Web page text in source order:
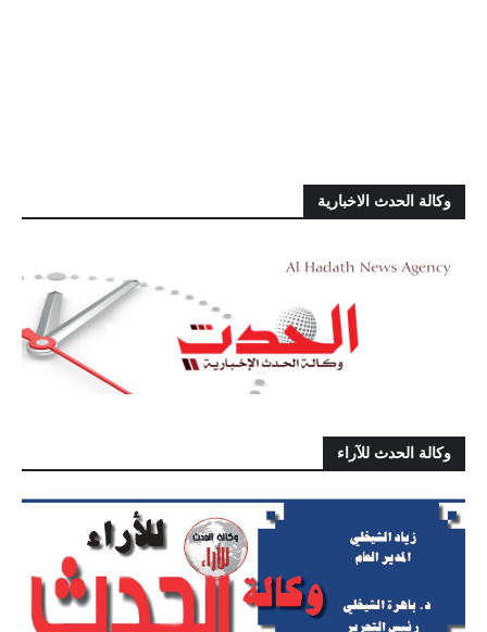
وكالة الحدث الاخبارية
وكالة الحدث للآراء